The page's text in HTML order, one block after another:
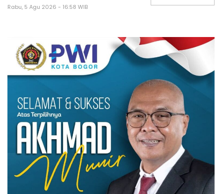
Rabu, 5 Agu 2026 - 16:58 WIB